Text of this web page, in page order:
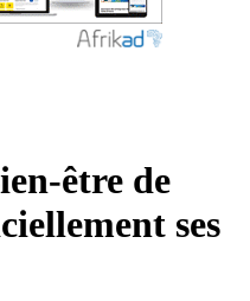
être de
ses